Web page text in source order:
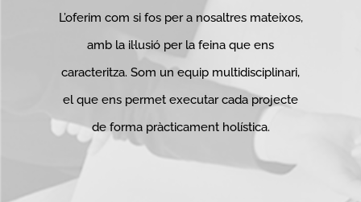
L’oferim com si fos per a nosaltres mateixos,
amb la il·lusió per la feina que ens
caracteritza. Som un equip multidisciplinari,
el que ens permet executar cada projecte
de forma pràcticament holística.